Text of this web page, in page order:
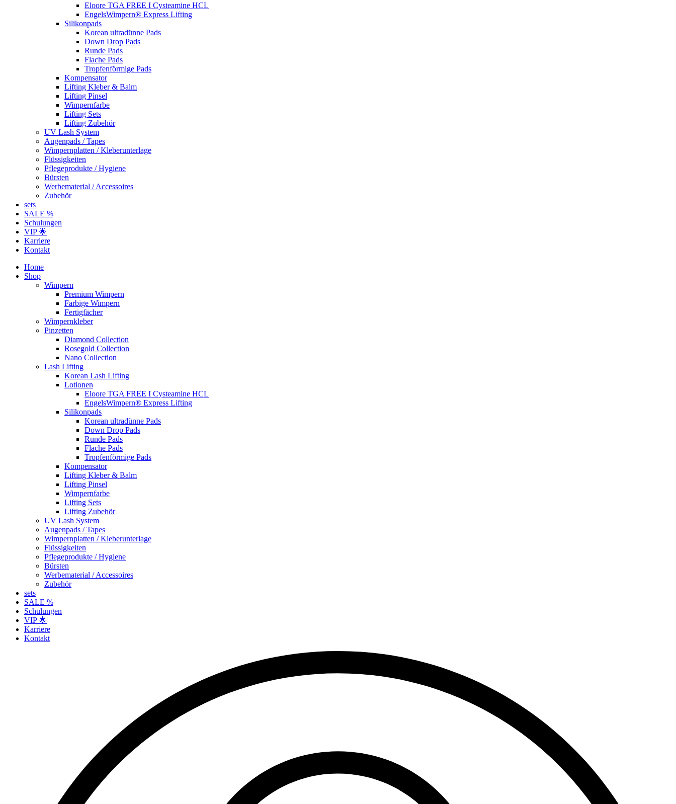
Eloore TGA FREE I Cysteamine HCL
EngelsWimpern® Express Lifting
Silikonpads
Korean ultradünne Pads
Down Drop Pads
Runde Pads
Flache Pads
Tropfenförmige Pads
Kompensator
Lifting Kleber & Balm
Lifting Pinsel
Wimpernfarbe
Lifting Sets
Lifting Zubehör
UV Lash System
Augenpads / Tapes
Wimpernplatten / Kleberunterlage
Flüssigkeiten
Pflegeprodukte / Hygiene
Bürsten
Werbematerial / Accessoires
Zubehör
sets
SALE %
Schulungen
VIP 🌟
Karriere
Kontakt
Home
Shop
Wimpern
Premium Wimpern
Farbige Wimpern
Fertigfächer
Wimpernkleber
Pinzetten
Diamond Collection
Rosegold Collection
Nano Collection
Lash Lifting
Korean Lash Lifting
Lotionen
Eloore TGA FREE I Cysteamine HCL
EngelsWimpern® Express Lifting
Silikonpads
Korean ultradünne Pads
Down Drop Pads
Runde Pads
Flache Pads
Tropfenförmige Pads
Kompensator
Lifting Kleber & Balm
Lifting Pinsel
Wimpernfarbe
Lifting Sets
Lifting Zubehör
UV Lash System
Augenpads / Tapes
Wimpernplatten / Kleberunterlage
Flüssigkeiten
Pflegeprodukte / Hygiene
Bürsten
Werbematerial / Accessoires
Zubehör
sets
SALE %
Schulungen
VIP 🌟
Karriere
Kontakt